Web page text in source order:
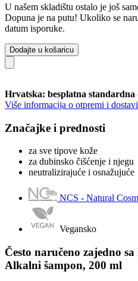
U našem skladištu ostalo je još
Dopuna je na putu! Ukoliko se
datum isporuke.
Dodajte u košaricu
Hrvatska: besplatna standardna
Više informacija o otpremi i dostavi
Značajke i prednosti
za sve tipove kože
za dubinsko čišćenje i njegu
neutralizirajuće i osnažujuće
NCS - Natural
Vegansko
Često naručeno zajedno
Alkalni šampon, 200 ml